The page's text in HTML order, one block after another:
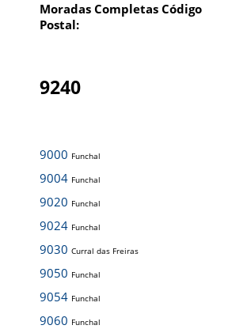
Moradas Completas Código
Postal:
9240
9000 Funchal
9004 Funchal
9020 Funchal
9024 Funchal
9030 Curral das Freiras
9050 Funchal
9054 Funchal
9060 Funchal